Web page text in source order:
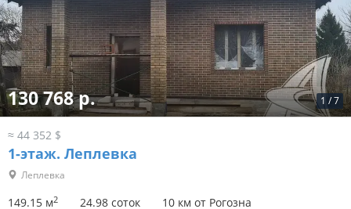
1 /7
130 768 р.
≈ 44 352 $
1-этаж. Леплевка
Леплевка
149.15 м2 24.98 соток 10 км от Рогозна